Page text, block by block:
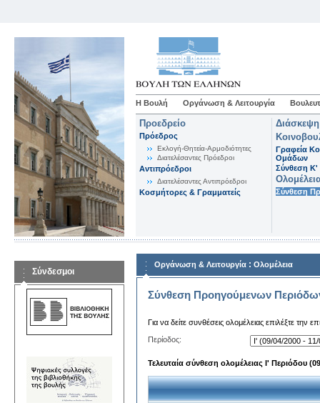
Η Βουλή Οργάνωση & Λειτουργία
Προεδρείο
Πρόεδρος
Εκλογή-Θητεία-Αρμοδιότητες
Διατελέσαντες Πρόεδροι
Αντιπρόεδροι
Διατελέσαντες Αντιπρόεδροι
Κοσμήτορες & Γραμματείς
Γραφεία
Ομάδων
Σύνθεση K'
Σύνθεση
Σύνδεσμοι
Οργάνωση & Λειτουργία : Ολομέλεια
Σύνθεση Προηγούμενων
Για να δείτε συνθέσεις ολομέλειας επιλέξτε την
Περίοδος:
Τελευταία σύνθεση ολομέλειας Ι' Περιόδου